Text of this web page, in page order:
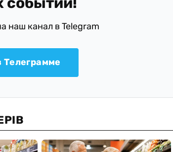
наш канал в Telegram
Телеграмме